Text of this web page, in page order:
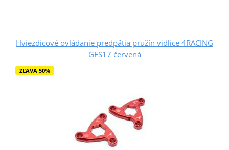
Hviezdicové ovládanie predpätia pružín vidlice 4RACING
GFS17 červená
ZĽAVA 50%